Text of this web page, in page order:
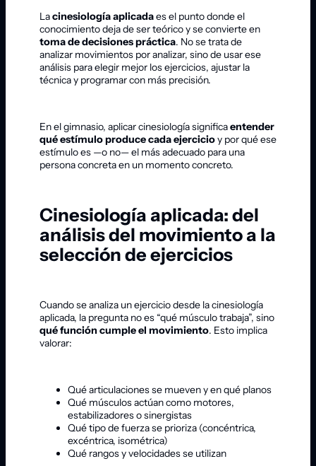
Lacinesiología aplicadaes el punto donde el
conocimiento deja de ser teórico y se convierte en
toma de decisiones práctica. No se trata de
analizar movimientos por analizar, sino de usar ese
análisis para elegir mejor los ejercicios, ajustar la
técnica y programar con más precisión.
En el gimnasio, aplicar cinesiología significaentender
qué estímulo produce cada ejercicioy por qué ese
estímulo es —o no— el más adecuado para una
persona concreta en un momento concreto.
Cinesiología aplicada: del
análisis del movimiento a la
selección de ejercicios
Cuando se analiza un ejercicio desde la cinesiología
aplicada, la pregunta no es “qué músculo trabaja”, sino
qué función cumple el movimiento. Esto implica
valorar:
Qué articulaciones se mueven y en qué planos
Qué músculos actúan como motores,
estabilizadores o sinergistas
Qué tipo de fuerza se prioriza (concéntrica,
excéntrica, isométrica)
Qué rangos y velocidades se utilizan